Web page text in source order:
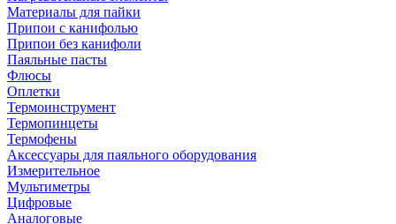
Материалы для пайки
Припои с канифолью
Припои без канифоли
Паяльные пасты
Флюсы
Оплетки
Термоинструмент
Термопинцеты
Термофены
Аксессуары для паяльного оборудования
Измерительное
Мультиметры
Цифровые
Аналоговые